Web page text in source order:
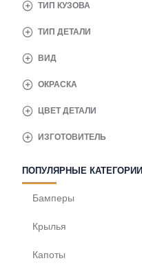
ВИД
ИЗГОТОВИТЕЛЬ
ОКРАСКА
ТИП ДЕТАЛИ
ТИП КУЗОВА
ЦВЕТ ДЕТАЛИ
ПОПУЛЯРНЫЕ КАТЕГОРИИ
Бамперы
Крылья
Капоты